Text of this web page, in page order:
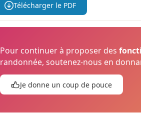
Télécharger le PDF
Pour continuer à proposer des
randonnée, soutenez-nous en
Je donne un coup de pouce